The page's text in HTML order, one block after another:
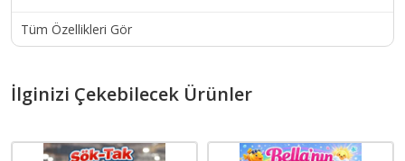
Tüm Özellikleri Gör
İlginizi Çekebilecek Ürünler